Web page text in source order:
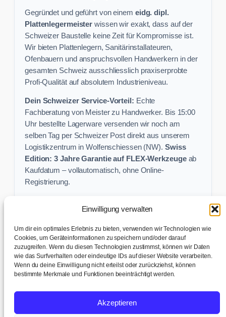
Einwilligung verwalten
Um dir ein optimales Erlebnis zu bieten, verwenden wir Technologien wie
Cookies, um Geräteinformationen zu speichern und/oder darauf
zuzugreifen. Wenn du diesen Technologien zustimmst, können wir Daten
wie das Surfverhalten oder eindeutige IDs auf dieser Website verarbeiten.
Wenn du deine Einwilligung nicht erteilst oder zurückziehst, können
bestimmte Merkmale und Funktionen beeinträchtigt werden.
Akzeptieren
Gegründet und geführt von einem eidg. dipl.
Plattenlegermeister wissen wir exakt, dass auf der
Schweizer Baustelle keine Zeit für Kompromisse ist.
Wir bieten Plattenlegern, Sanitärinstallateuren,
Ofenbauern und anspruchsvollen Handwerkern in der
gesamten Schweiz ausschliesslich praxiserprobte
Profi-Qualität auf absolutem Industrieniveau.
Dein Schweizer Service-Vorteil: Echte
Fachberatung von Meister zu Handwerker. Bis 15:00
Uhr bestellte Lagerware versenden wir noch am
selben Tag per Schweizer Post direkt aus unserem
Logistikzentrum in Wolfenschiessen (NW). Swiss
Edition: 3 Jahre Garantie auf FLEX-Werkzeugeab
Kaufdatum – vollautomatisch, ohne Online-
Registrierung.
Sichere dir exklusive Angebote und praktische
Baustellen-Tipps direkt in dein Postfach.
✉ Zur Anmeldung
Versand & Abholung |Cookie-Richtlinie